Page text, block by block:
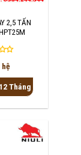
2,5 TẤN
hệ
Tháng